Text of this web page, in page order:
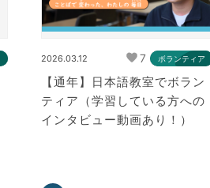
2026.03.12 7 ボランティア
【通年】日本語教室でボラン
ティア（学習している方への
インタビュー動画あり！）